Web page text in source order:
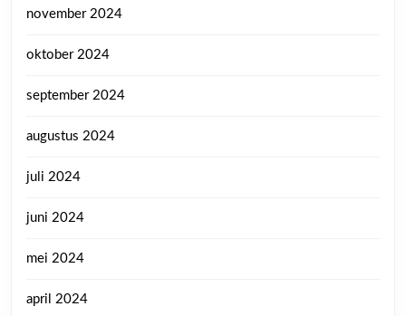
november 2024
oktober 2024
september 2024
augustus 2024
juli 2024
juni 2024
mei 2024
april 2024